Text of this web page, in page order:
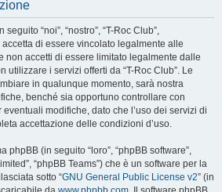
“noi”, “nostro”, “T-Roc Club”,
accetta di essere vincolato legalmente alle
non accetti di essere limitato legalmente dalle
utilizzare i servizi offerti da “T-Roc Club”. Le
in qualunque momento, sarà nostra
benché sia opportuno controllare con
modifiche, dato che l’uso dei servizi di
accettazione delle condizioni d’uso.
phpBB (in seguito “loro”, “phpBB software”,
“phpBB Teams”) che è un software per la
sotto “GNU General Public License v2” (in